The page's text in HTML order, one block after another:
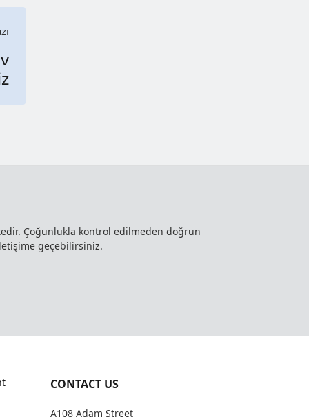
Çoğunlukla kontrol edilmeden doğrun
geçebilirsiniz.
CONTACT US
A108 Adam Street